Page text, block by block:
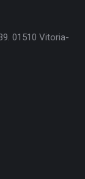
01510 Vitoria-